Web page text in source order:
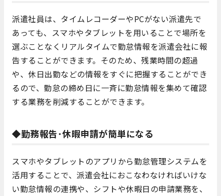
派遣社員は、タイムレコーダーやPCがない派遣先で
あっても、スマホやタブレットを用いることで場所を
選ぶことなくリアルタイムで勤怠情報を派遣会社に報
告することができます。そのため、残業時間の超過
や、休日出勤などの情報をすぐに把握することができ
るので、勤怠の締め日に一斉に勤怠情報を集めて確認
する業務を削減することができます。
◆勤務報告･休暇申請が簡単になる
スマホやタブレットのアプリから勤怠管理システムを
活用することで、派遣会社におこなわなければいけな
い勤怠情報の連携や、シフトや休暇日の申請業務を、